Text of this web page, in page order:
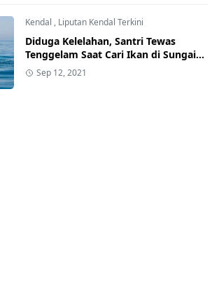
Kendal , Liputan Kendal Terkini
Diduga Kelelahan, Santri Tewas
Tenggelam Saat Cari Ikan di Sungai
Bodri Kendal
Sep 12, 2021